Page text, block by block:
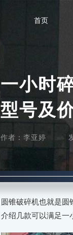
首页
一小时
型号及
作者：李亚婷
圆锥破碎机也就是圆
介绍几款可以满足一